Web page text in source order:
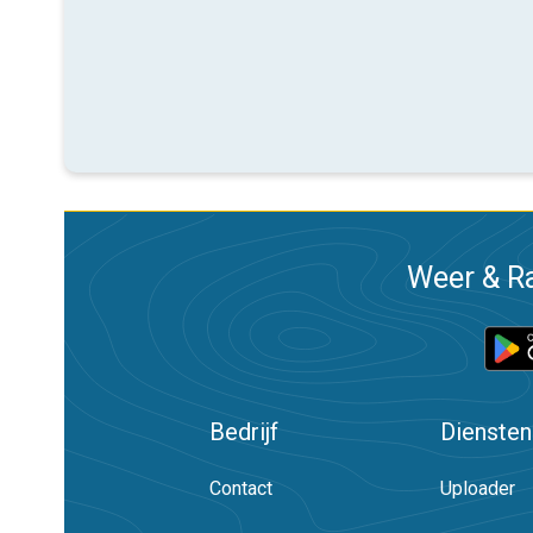
Weer &
Bedrijf
Contact
Diensten
Uploader